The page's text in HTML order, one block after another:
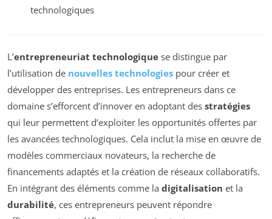
technologiques
L’entrepreneuriat technologique se distingue par
l’utilisation de nouvelles technologies pour créer et
développer des entreprises. Les entrepreneurs dans ce
domaine s’efforcent d’innover en adoptant des stratégies
qui leur permettent d’exploiter les opportunités offertes par
les avancées technologiques. Cela inclut la mise en œuvre de
modèles commerciaux novateurs, la recherche de
financements adaptés et la création de réseaux collaboratifs.
En intégrant des éléments comme la digitalisation et la
durabilité, ces entrepreneurs peuvent répondre